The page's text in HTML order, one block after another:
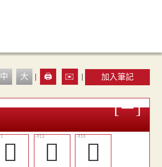
中 大 | 🖨️ ✉️ | 加入筆記
󶖽 󶖵
󶖳